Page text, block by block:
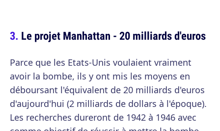
Le projet Manhattan - 20 milliards d'euros
Parce que les Etats-Unis voulaient vraiment
avoir la bombe, ils y ont mis les moyens en
déboursant l'équivalent de 20 milliards d'euros
d'aujourd'hui (2 milliards de dollars à l'époque).
Les recherches dureront de 1942 à 1946 avec